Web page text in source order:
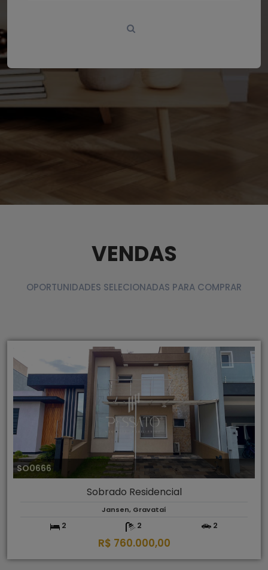
VENDAS
OPORTUNIDADES SELECIONADAS PARA COMPRAR
SO0666
Sobrado Residencial
Jansen, Gravataí
2 2 2
R$ 760.000,00